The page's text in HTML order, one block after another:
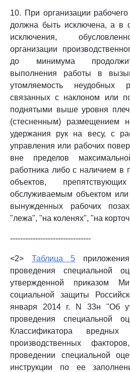
10. При организации
должна быть исключена, а в
исключения,
организации
до минимума
выполнения работы в
утомляемость неудобных
связанных с наклоном или
поднятыми выше уровня
(стесненным) размещением
удержания рук на весу, с
управления или рабочих
вне пределов
работника либо с наличием в
объектов,
обслуживаемым объектом
вынужденных рабочих
"лежа", "на коленях", "на
--------------------------------
<2> Таблица 5
проведения специальной
утвержденной приказом
социальной защиты
января 2014 г. N 33н "Об
проведения специальной
Классификатора
производственных
проведении специальной
инструкции по ее